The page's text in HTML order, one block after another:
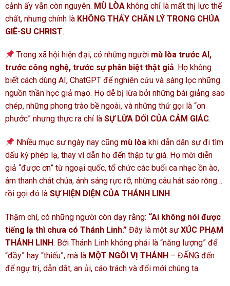
cảnh ấy vẫn còn nguyên. MÙ LÒA không chỉ là mất thị lực thể
chất, nhưng chính là KHÔNG THẤY CHÂN LÝ TRONG CHÚA
GIÊ-SU CHRIST.
Trong xã hội hiện đại, có những người mù lòa trước AI,
trước công nghệ, trước sự phân biệt thật giả. Họ không
biết cách dùng AI, ChatGPT để nghiên cứu và sàng lọc những
nguồn thần học giả mạo. Họ dễ bị lừa bởi những bài giảng sao
chép, những phong trào bề ngoài, và những thứ gọi là “ơn
phước” nhưng thực ra chỉ là SỰ LỪA DỐI CỦA CẢM GIÁC.
Nhiều mục sư ngày nay cũng mù lòa khi dẫn dân sự đi tìm
dấu kỳ phép lạ, thay vì dẫn họ đến thập tự giá. Họ mời diễn
giả “được ơn” từ ngoại quốc, tổ chức các buổi ca nhạc ồn ào,
âm thanh chát chúa, ánh sáng rực rỡ, những câu hát sáo rỗng…
rồi gọi đó là SỰ HIỆN DIỆN CỦA THÁNH LINH.
Thậm chí, có những người còn dạy rằng: “Ai không nói được
tiếng lạ thì chưa có Thánh Linh.” Đây là một sự XÚC PHẠM
THÁNH LINH. Bởi Thánh Linh không phải là “năng lượng” để
“đầy” hay “thiếu”, mà là MỘT NGÔI VỊ THÁNH – ĐẤNG đến
để ngự trị, dẫn dắt, an ủi, cáo trách và đổi mới chúng ta.